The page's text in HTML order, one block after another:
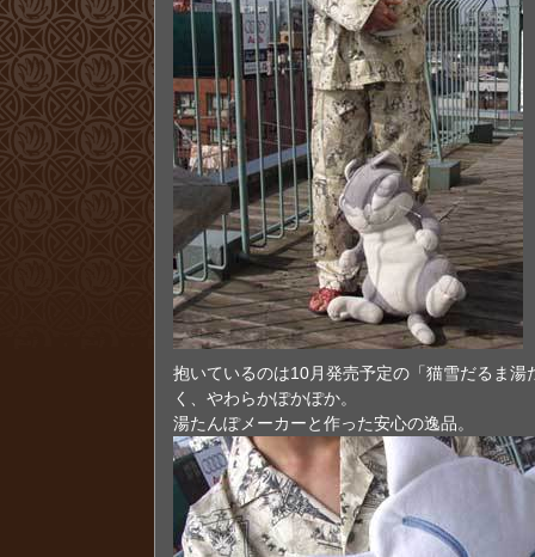
抱いているのは10月発売予定の「猫雪だるま湯
く、やわらかぽかぽか。
湯たんぽメーカーと作った安心の逸品。